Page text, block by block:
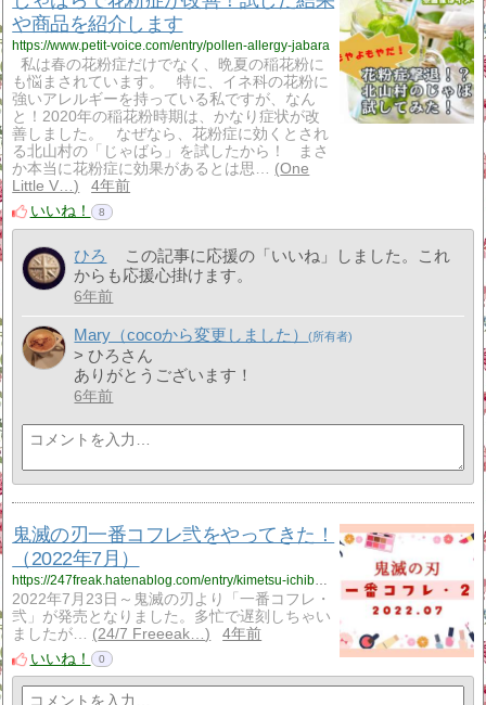
や商品を紹介します
https://www.petit-voice.com/entry/pollen-allergy-jabara
私は春の花粉症だけでなく、晩夏の稲花粉に
も悩まされています。 特に、イネ科の花粉に
強いアレルギーを持っている私ですが、なん
と！2020年の稲花粉時期は、かなり症状が改
善しました。 なぜなら、花粉症に効くとされ
る北山村の「じゃばら」を試したから！ まさ
か本当に花粉症に効果があるとは思…
One
Little V…
4年前
いいね！
8
ひろ
この記事に応援の「いいね」しました。これ
からも応援心掛けます。
6年前
Mary（cocoから変更しました）
> ひろさん
ありがとうございます！
6年前
鬼滅の刃一番コフレ弐をやってきた！
（2022年7月）
2022年7月23日～鬼滅の刃より「一番コフレ・
弐」が発売となりました。多忙で遅刻しちゃい
ましたが…
24/7 Freeeak…
4年前
いいね！
0